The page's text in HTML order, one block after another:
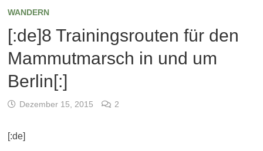
WANDERN
[:de]8 Trainingsrouten für den
Mammutmarsch in und um
Berlin[:]
Dezember 15, 2015 2
[:de]